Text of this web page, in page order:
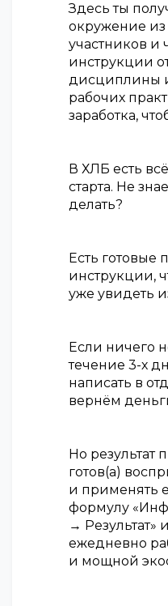
Здесь ты
окружение из
участников и
инструкции
дисциплины
рабочих
заработка,
В ХЛБ есть
старта. Не
делать?
Есть готовые
инструкции,
уже увидеть
Если ничего
течение 3-х
написать в
вернём
Но результат
готов(а)
и применять
формулу
→ Результат»
ежедневно
и мощной